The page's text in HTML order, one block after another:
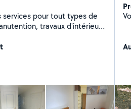
travaux d'intérieur
proposer du